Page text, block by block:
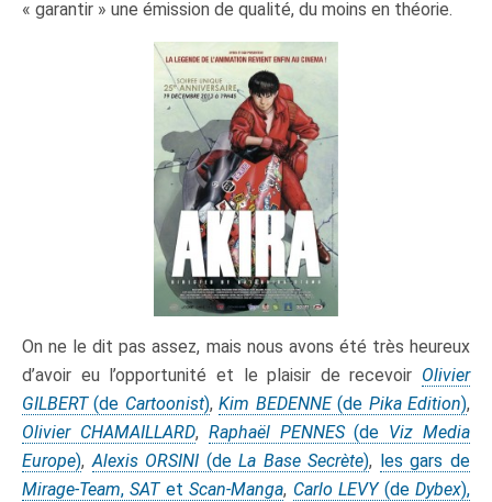
« garantir » une émission de qualité, du moins en théorie.
On ne le dit pas assez, mais nous avons été très heureux
d’avoir eu l’opportunité et le plaisir de recevoir Olivier
GILBERT(de Cartoonist),Kim BEDENNE(de Pika Edition),
Olivier CHAMAILLARD, Raphaël PENNES(de Viz Media
Europe),Alexis ORSINI (deLa Base Secrète), les gars de
Mirage-Team,SATetScan-Manga, Carlo LEVY(deDybex),